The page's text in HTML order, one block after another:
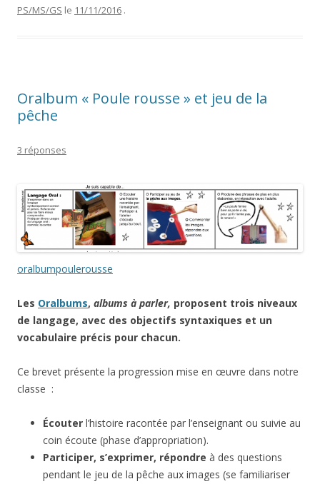
PS/MS/GS le 11/11/2016 .
Oralbum « Poule rousse » et jeu de la
pêche
3 réponses
oralbumpoulerousse
Les Oralbums, albums à parler, proposent trois niveaux
de langage, avec des objectifs syntaxiques et un
vocabulaire précis pour chacun.
Ce brevet présente la progression mise en œuvre dans notre
classe :
Écouter l’histoire racontée par l’enseignant ou suivie au
coin écoute (phase d’appropriation).
Participer, s’exprimer, répondre à des questions
pendant le jeu de la pêche aux images (se familiariser